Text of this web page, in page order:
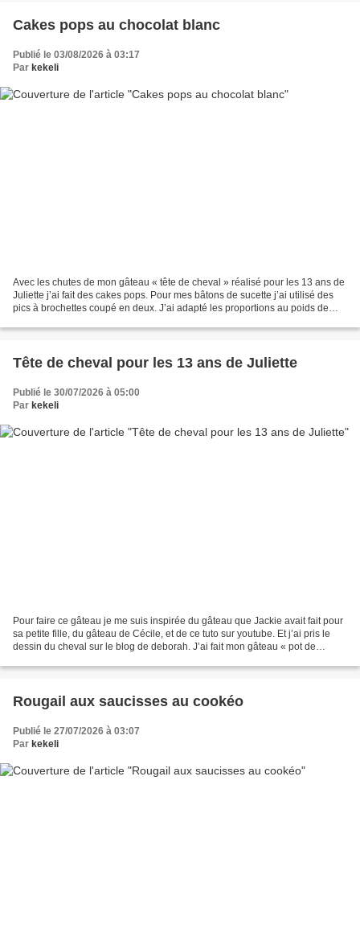
Cakes pops au chocolat blanc
Publié le 03/08/2026 à 03:17
Par kekeli
Avec les chutes de mon gâteau « tête de cheval » réalisé pour les 13 ans de
Juliette j’ai fait des cakes pops. Pour mes bâtons de sucette j’ai utilisé des
pics à brochettes coupé en deux. J’ai adapté les proportions au poids de
Tête de cheval pour les 13 ans de Juliette
Publié le 30/07/2026 à 05:00
Par kekeli
Pour faire ce gâteau je me suis inspirée du gâteau que Jackie avait fait pour
sa petite fille, du gâteau de Cécile, et de ce tuto sur youtube. Et j’ai pris le
dessin du cheval sur le blog de deborah. J’ai fait mon gâteau « pot de
Rougail aux saucisses au cookéo
Publié le 27/07/2026 à 03:07
Par kekeli